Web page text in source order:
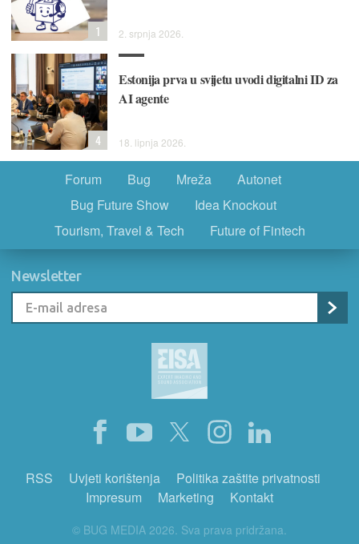
2. srpnja 2026.
1
Estonija prva u svijetu uvodi digitalni ID za
AI agente
18. lipnja 2026.
4
Forum Bug Mreža
Autonet
Bug Future Show
Idea Knockout
Tourism, Travel & Tech
Future of Fintech
Newsletter
RSS Uvjeti korištenja
Politika zaštite privatnosti
Impresum
Marketing Kontakt
© BUG MEDIA 2026. Sva prava pridržana.